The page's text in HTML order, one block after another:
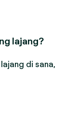
lajang?
di sana,